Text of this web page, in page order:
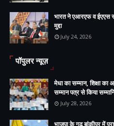
भारत ने एआरएफ व ईएएस
मुद्दा
July 24, 2026
पॉपुलर न्यूज़
मेधा का सम्मान, शिक्षा का
सम्मान पत्र से किया
July 28, 2026
भाजपा के गढ़ बांकीपुर में